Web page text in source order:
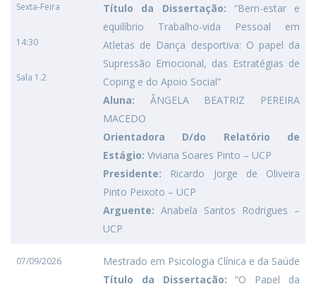
Sexta-Feira
14:30
Sala 1.2
Título da Dissertação: “Bem-estar e
equilíbrio Trabalho-vida Pessoal em
Atletas de Dança desportiva: O papel da
Supressão Emocional, das Estratégias de
Coping e do Apoio Social”
Aluna: ÂNGELA BEATRIZ PEREIRA
MACEDO
Orientadora D/do Relatório de
Estágio: Viviana Soares Pinto – UCP
Presidente: Ricardo Jorge de Oliveira
Pinto Peixoto – UCP
Arguente: Anabela Santos Rodrigues –
UCP
07/09/2026
Mestrado em Psicologia Clínica e da Saúde
Título da Dissertação: “O Papel da